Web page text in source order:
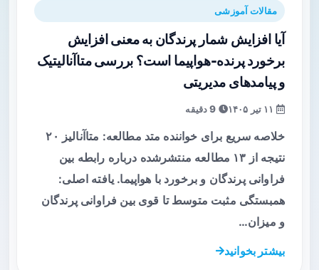
مقالات آموزشی
آیا افزایش شمار پرندگان به معنی افزایش
برخورد پرنده-هواپیما است؟ بررسی متا‌آنالیتیک
و پیامدهای مدیریتی
خلاصه سریع برای خواننده متد مطالعه: متا‌آنالیز ۲۰
نتیجه از ۱۳ مطالعه منتشرشده درباره رابطه بین
فراوانی پرندگان و برخورد با هواپیما. یافته اصلی:
همبستگی مثبت متوسط تا قوی بین فراوانی پرندگان
و میزان…
بیشتر بخوانید